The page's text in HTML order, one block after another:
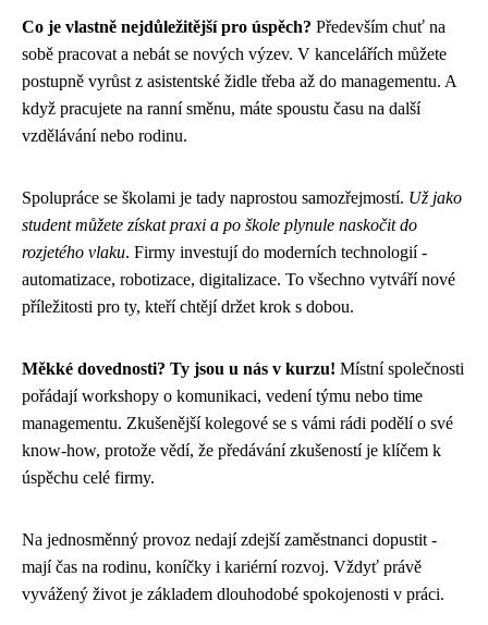
Co je vlastně nejdůležitější pro úspěch? Především chuť na
sobě pracovat a nebát se nových výzev. V kancelářích můžete
postupně vyrůst z asistentské židle třeba až do managementu. A
když pracujete na ranní směnu, máte spoustu času na další
vzdělávání nebo rodinu.
Spolupráce se školami je tady naprostou samozřejmostí. Už jako
student můžete získat praxi a po škole plynule naskočit do
rozjetého vlaku. Firmy investují do moderních technologií -
automatizace, robotizace, digitalizace. To všechno vytváří nové
příležitosti pro ty, kteří chtějí držet krok s dobou.
Měkké dovednosti? Ty jsou u nás v kurzu! Místní společnosti
pořádají workshopy o komunikaci, vedení týmu nebo time
managementu. Zkušenější kolegové se s vámi rádi podělí o své
know-how, protože vědí, že předávání zkušeností je klíčem k
úspěchu celé firmy.
Na jednosměnný provoz nedají zdejší zaměstnanci dopustit -
mají čas na rodinu, koníčky i kariérní rozvoj. Vždyť právě
vyvážený život je základem dlouhodobé spokojenosti v práci.